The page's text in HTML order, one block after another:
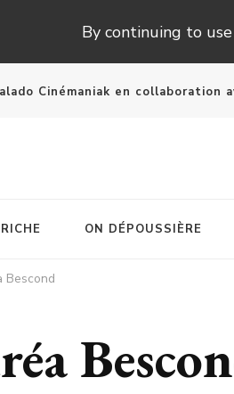
By continuing to
Cinémaniak en collaboration
ON DÉPOUSSIÈRE
Bescond